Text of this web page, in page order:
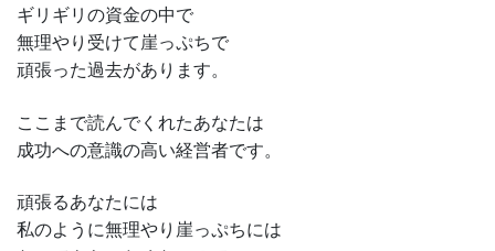
ギリギリの資金の中で
無理やり受けて崖っぷちで
頑張った過去があります。
ここまで読んでくれたあなたは
成功への意識の高い経営者です。
頑張るあなたには
私のように無理やり崖っぷちには